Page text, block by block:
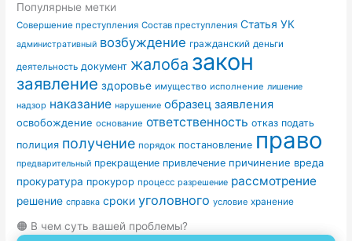
Популярные метки
Совершение преступления Состав преступления Статья УК
административный возбуждение гражданский деньги
деятельность документ жалоба закон
заявление здоровье имущество исполнение лишение
надзор наказание нарушение образец заявления
освобождение основание ответственность отказ подать
полиция получение порядок постановление право
предварительный прекращение привлечение причинение вреда
прокуратура прокурор процесс разрешение рассмотрение
решение справка сроки уголовного условие хранение
🟠 В чем суть вашей проблемы?